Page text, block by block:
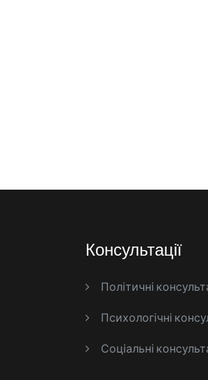
Консультації
Політичні
Психологічні
Соціальні